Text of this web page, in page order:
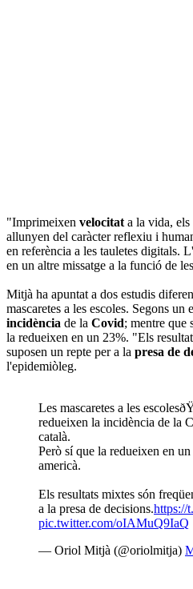
"Imprimeixen velocitat a la vida, els
allunyen del caràcter reflexiu i
en referència a les tauletes digitals.
en un altre missatge a la funció de
Mitjà ha apuntat a dos estudis
mascaretes a les escoles. Segons
incidència de la Covid; mentre que
la redueixen en un 23%. "Els
suposen un repte per a la presa de
l'epidemiòleg.
Les mascaretes a les
redueixen la incidència de la
català.
Però sí que la redueixen en
americà.
Els resultats mixtes són
a la presa de decisions.https://
pic.twitter.com/oIAMuQ9IaQ
— Oriol Mitjà (@oriolmitja)